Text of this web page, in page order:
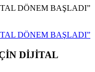
DÖNEM BAŞLADI”
DÖNEM BAŞLADI”
DİJİTAL